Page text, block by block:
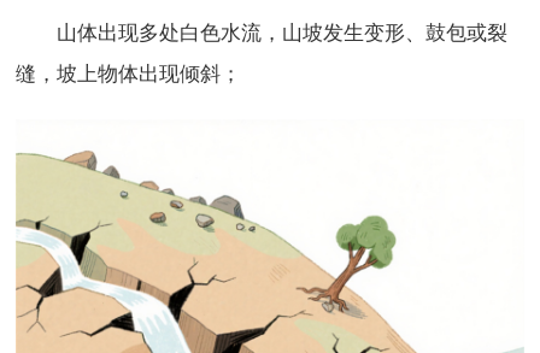
山体出现多处白色水流，山坡发生变形、鼓包或裂
缝，坡上物体出现倾斜；